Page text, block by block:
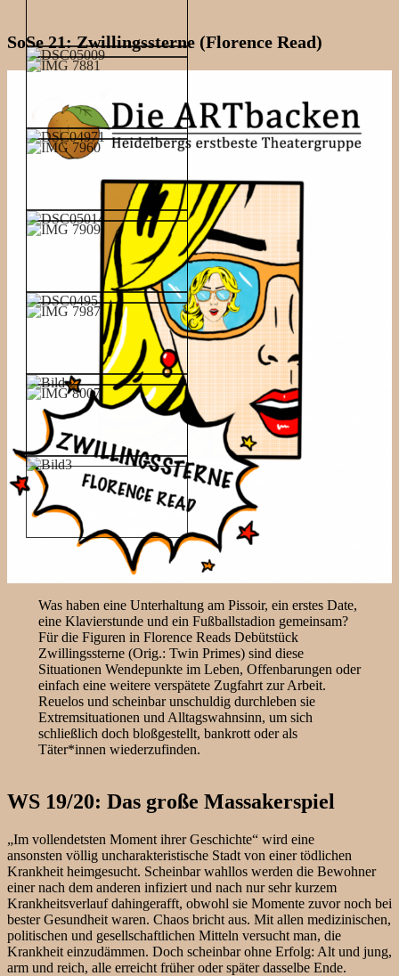
SoSe 21: Zwillingssterne (Florence Read)
Was haben eine Unterhaltung am Pissoir, ein erstes Date,
eine Klavierstunde und ein Fußballstadion gemeinsam?
Für die Figuren in Florence Reads Debütstück
Zwillingssterne (Orig.: Twin Primes) sind diese
Situationen Wendepunkte im Leben, Offenbarungen oder
einfach eine weitere verspätete Zugfahrt zur Arbeit.
Reuelos und scheinbar unschuldig durchleben sie
Extremsituationen und Alltagswahnsinn, um sich
schließlich doch bloßgestellt, bankrott oder als
Täter*innen wiederzufinden.
WS 19/20: Das große Massakerspiel
„Im vollendetsten Moment ihrer Geschichte“ wird eine
ansonsten völlig uncharakteristische Stadt von einer tödlichen
Krankheit heimgesucht. Scheinbar wahllos werden die Bewohner
einer nach dem anderen infiziert und nach nur sehr kurzem
Krankheitsverlauf dahingerafft, obwohl sie Momente zuvor noch bei
bester Gesundheit waren. Chaos bricht aus. Mit allen medizinischen,
politischen und gesellschaftlichen Mitteln versucht man, die
Krankheit einzudämmen. Doch scheinbar ohne Erfolg: Alt und jung,
arm und reich, alle erreicht früher oder später dasselbe Ende.